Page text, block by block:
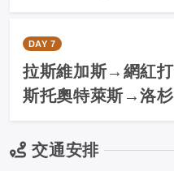
DAY 7
拉斯維加斯→網紅
斯托奧特萊斯→洛杉
交通安排